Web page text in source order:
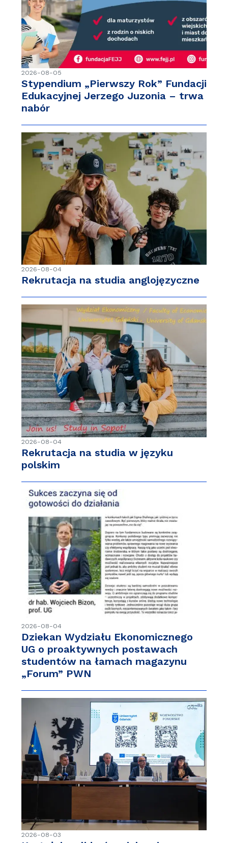
2026-08-05
Stypendium „Pierwszy Rok” Fundacji
Edukacyjnej Jerzego Juzonia – trwa
nabór
2026-08-04
Rekrutacja na studia anglojęzyczne
2026-08-04
Rekrutacja na studia w języku
polskim
2026-08-04
Dziekan Wydziału Ekonomicznego
UG o proaktywnych postawach
studentów na łamach magazynu
„Forum” PWN
2026-08-03